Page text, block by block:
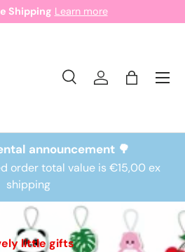
Shipping Learn more
SearchLog inBag
announcement 🌳
order total value is €15,00 ex
shipping
little gifts